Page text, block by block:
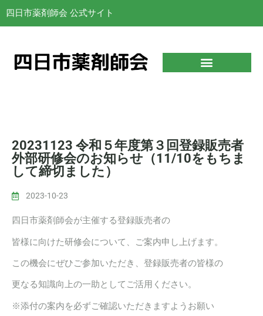
四日市薬剤師会 公式サイト
20231123 令和５年度第３回登録販売者
外部研修会のお知らせ（11/10をもちま
して締切ました）
2023-10-23
四日市薬剤師会が主催する登録販売者の
皆様に向けた研修会について、ご案内申し上げます。
この機会にぜひご参加いただき、登録販売者の皆様の
更なる知識向上の一助としてご活用ください。
※添付の案内を必ずご確認いただきますようお願い